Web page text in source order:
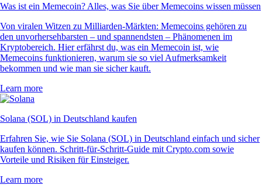
Was ist ein Memecoin? Alles, was Sie über Memecoins wissen müssen
Von viralen Witzen zu Milliarden-Märkten: Memecoins gehören zu
den unvorhersehbarsten – und spannendsten – Phänomenen im
Kryptobereich. Hier erfährst du, was ein Memecoin ist, wie
Memecoins funktionieren, warum sie so viel Aufmerksamkeit
bekommen und wie man sie sicher kauft.
Learn more
Solana (SOL) in Deutschland kaufen
Erfahren Sie, wie Sie Solana (SOL) in Deutschland einfach und sicher
kaufen können. Schritt-für-Schritt-Guide mit Crypto.com sowie
Vorteile und Risiken für Einsteiger.
Learn more